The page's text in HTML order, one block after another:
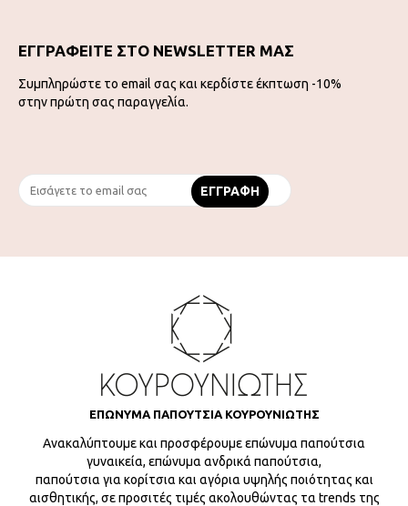
ΕΓΓΡΑΦΕΙΤΕ ΣΤΟ NEWSLETTER ΜΑΣ
Συμπληρώστε το email σας και κερδίστε έκπτωση -10%
στην πρώτη σας παραγγελία.
ΕΠΩΝΥΜΑ ΠΑΠΟΥΤΣΙΑ ΚΟΥΡΟΥΝΙΩΤΗΣ
Ανακαλύπτουμε και προσφέρουμε επώνυμα παπούτσια
γυναικεία, επώνυμα ανδρικά παπούτσια,
παπούτσια για κορίτσια και αγόρια υψηλής ποιότητας και
αισθητικής, σε προσιτές τιμές ακολουθώντας τα trends της